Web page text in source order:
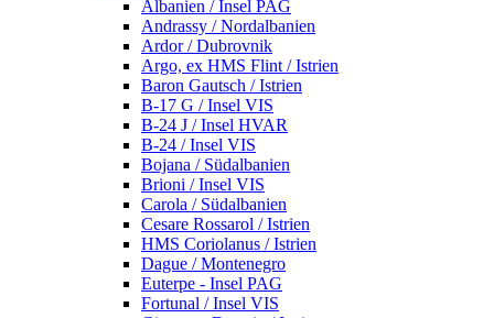
Albanien / Insel PAG
Andrassy / Nordalbanien
Ardor / Dubrovnik
Argo, ex HMS Flint / Istrien
Baron Gautsch / Istrien
B-17 G / Insel VIS
B-24 J / Insel HVAR
B-24 / Insel VIS
Bojana / Südalbanien
Brioni / Insel VIS
Carola / Südalbanien
Cesare Rossarol / Istrien
HMS Coriolanus / Istrien
Dague / Montenegro
Euterpe - Insel PAG
Fortunal / Insel VIS